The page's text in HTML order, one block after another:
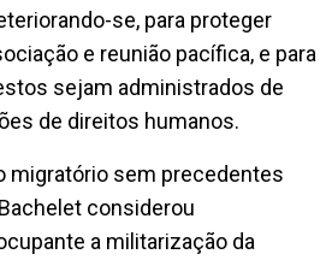
se, para proteger
e reunião pacífica, e para
sejam administrados de
de direitos humanos.
migratório sem precedentes
considerou
a militarização da